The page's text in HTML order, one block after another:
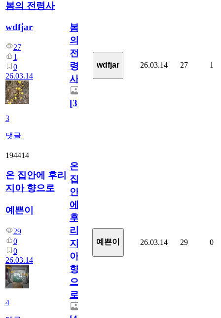
봄의 전령사
wdfjar
27
1
0
26.03.14
3
댓글
봄
의
전
령
사
[3]
wdfjar 26.03.14 27 1
194414
온 집안에 후리
지아 향으로
예쁜이
29
0
0
26.03.14
4
온
집
안
에
후
리
지
아
향
으
로
예쁜이 26.03.14 29 0